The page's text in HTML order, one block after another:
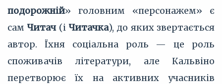
подорожній» головним «персонажем» є
сам Читач(і Читачка), до яких звертається
автор. Їхня соціальна роль — це роль
споживачів літератури, але Кальвіно
перетворює їх на активних учасників